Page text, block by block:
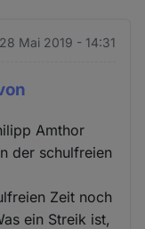
Mai 2019 - 14:31
Amthor
der schulfreien
Zeit noch
ein Streik ist,